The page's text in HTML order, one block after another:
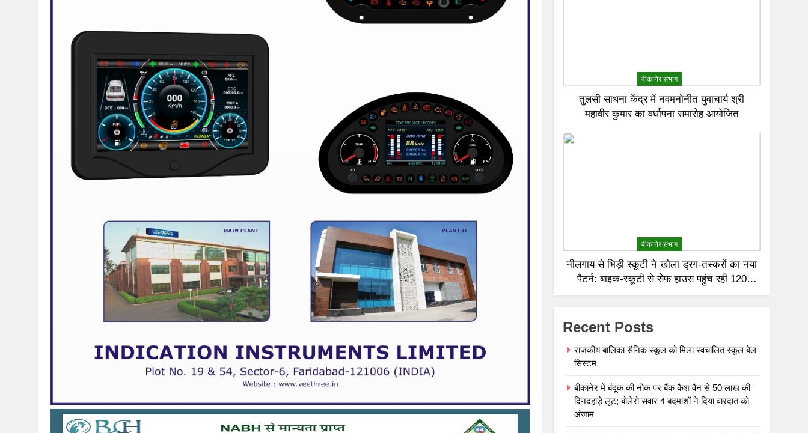
बीकानेर संभाग
तुलसी साधना केंद्र में नवमनोनीत युवाचार्य श्री
महावीर कुमार का वर्धापना समारोह आयोजित
बीकानेर संभाग
नीलगाय से भिड़ी स्कूटी ने खोला ड्रग-तस्करों का नया
पैटर्न: बाइक-स्कूटी से सेफ हाउस पहुंच रही 120
करोड़ की हेरोइन, बेरोजगार और केटरर्स बने डिलीवरी
बॉय
Recent Posts
राजकीय बालिका सैनिक स्कूल को मिला स्वचालित स्कूल बेल
सिस्टम
बीकानेर में बंदूक की नोक पर बैंक कैश वैन से 50 लाख की
दिनदहाड़े लूट; बोलेरो सवार 4 बदमाशों ने दिया वारदात को
अंजाम